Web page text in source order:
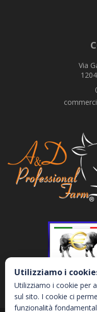
Via
Utilizziamo i
Utilizziamo i cookie per
sul sito. I cookie ci
funzionalità